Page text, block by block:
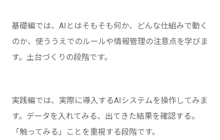
基礎編では、AIとはそもそも何か、どんな仕組みで動く
のか、使ううえでのルールや情報管理の注意点を学びま
す。土台づくりの段階です。
実践編では、実際に導入するAIシステムを操作してみま
す。データを入れてみる、出てきた結果を確認する。
「触ってみる」ことを重視する段階です。